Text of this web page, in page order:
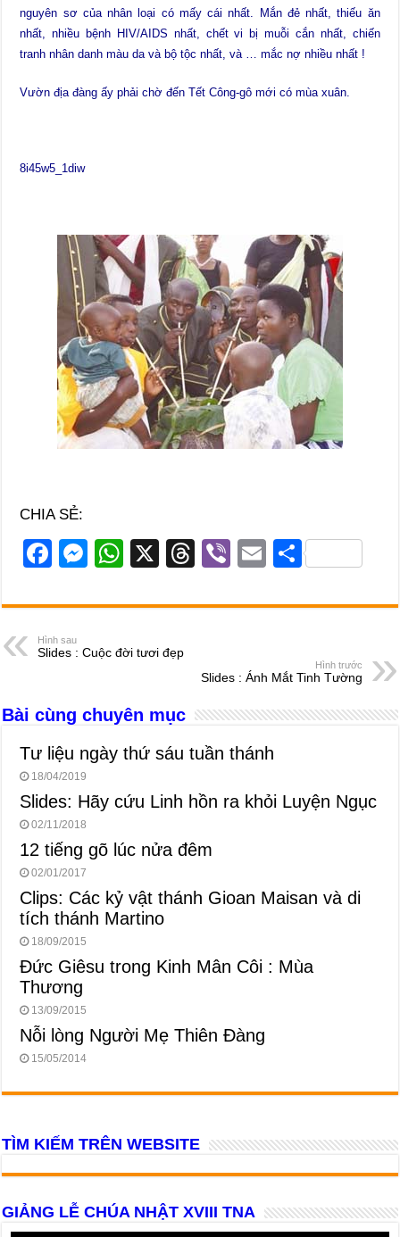
nguyên sơ của nhân loại có mấy cái nhất. Mắn đẻ nhất, thiếu ăn
nhất, nhiều bệnh HIV/AIDS nhất, chết vi bị muỗi cắn nhất, chiến
tranh nhân danh màu da và bộ tộc nhất, và … mắc nợ nhiều nhất !
Vườn địa đàng ấy phải chờ đến Tết Công-gô mới có mùa xuân.
8i45w5_1diw
CHIA SẺ:
F
c
e
b
o
k
M
ss
n
er
W
at
A
p
X
T
e
d
Vi
er
E
ail
S
ar
Hình sau
Slides : Cuộc đời tươi đẹp
Hình trước
Slides : Ánh Mắt Tinh Tường
Bài cùng chuyên mục
Tư liệu ngày thứ sáu tuần thánh
18/04/2019
Slides: Hãy cứu Linh hồn ra khỏi Luyện Ngục
02/11/2018
12 tiếng gõ lúc nửa đêm
02/01/2017
Clips: Các kỷ vật thánh Gioan Maisan và di
tích thánh Martino
18/09/2015
Đức Giêsu trong Kinh Mân Côi : Mùa
Thương
13/09/2015
Nỗi lòng Người Mẹ Thiên Đàng
15/05/2014
TÌM KIẾM TRÊN WEBSITE
GIẢNG LỄ CHÚA NHẬT XVIII TNA